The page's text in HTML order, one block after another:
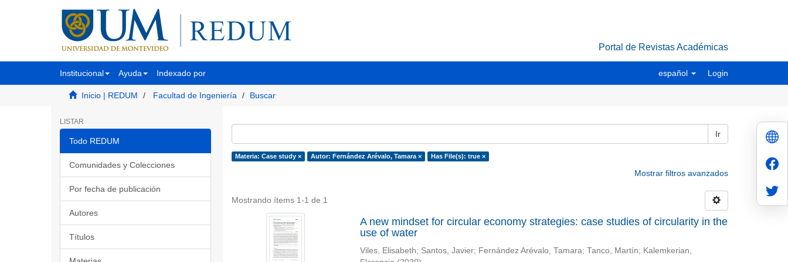
Portal de Revistas Académicas
Institucional Ayuda Indexado por español Login
Inicio | REDUM Facultad de Ingeniería Buscar
LISTAR
Todo REDUM
Comunidades y Colecciones
Por fecha de publicación
Autores
Títulos
Ir
Materia: Case study × Autor: Fernández Arévalo, Tamara × Has File(s): true ×
Mostrar filtros avanzados
Mostrando ítems 1-1 de 1
A new mindset for circular economy strategies: case studies of circularity in the
use of water
Viles, Elisabeth; Santos, Javier; Fernández Arévalo, Tamara; Tanco, Martín; Kalemkerian,